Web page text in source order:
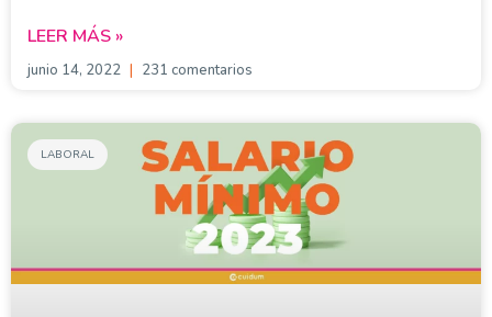
LEER MÁS »
junio 14, 2022 231 comentarios
LABORAL